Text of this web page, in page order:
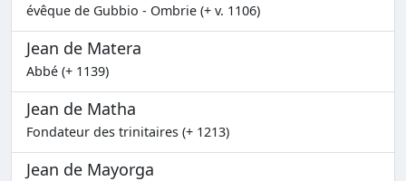
évêque de Gubbio - Ombrie (+ v. 1106)
Jean de Matera
Abbé (+ 1139)
Jean de Matha
Fondateur des trinitaires (+ 1213)
Jean de Mayorga